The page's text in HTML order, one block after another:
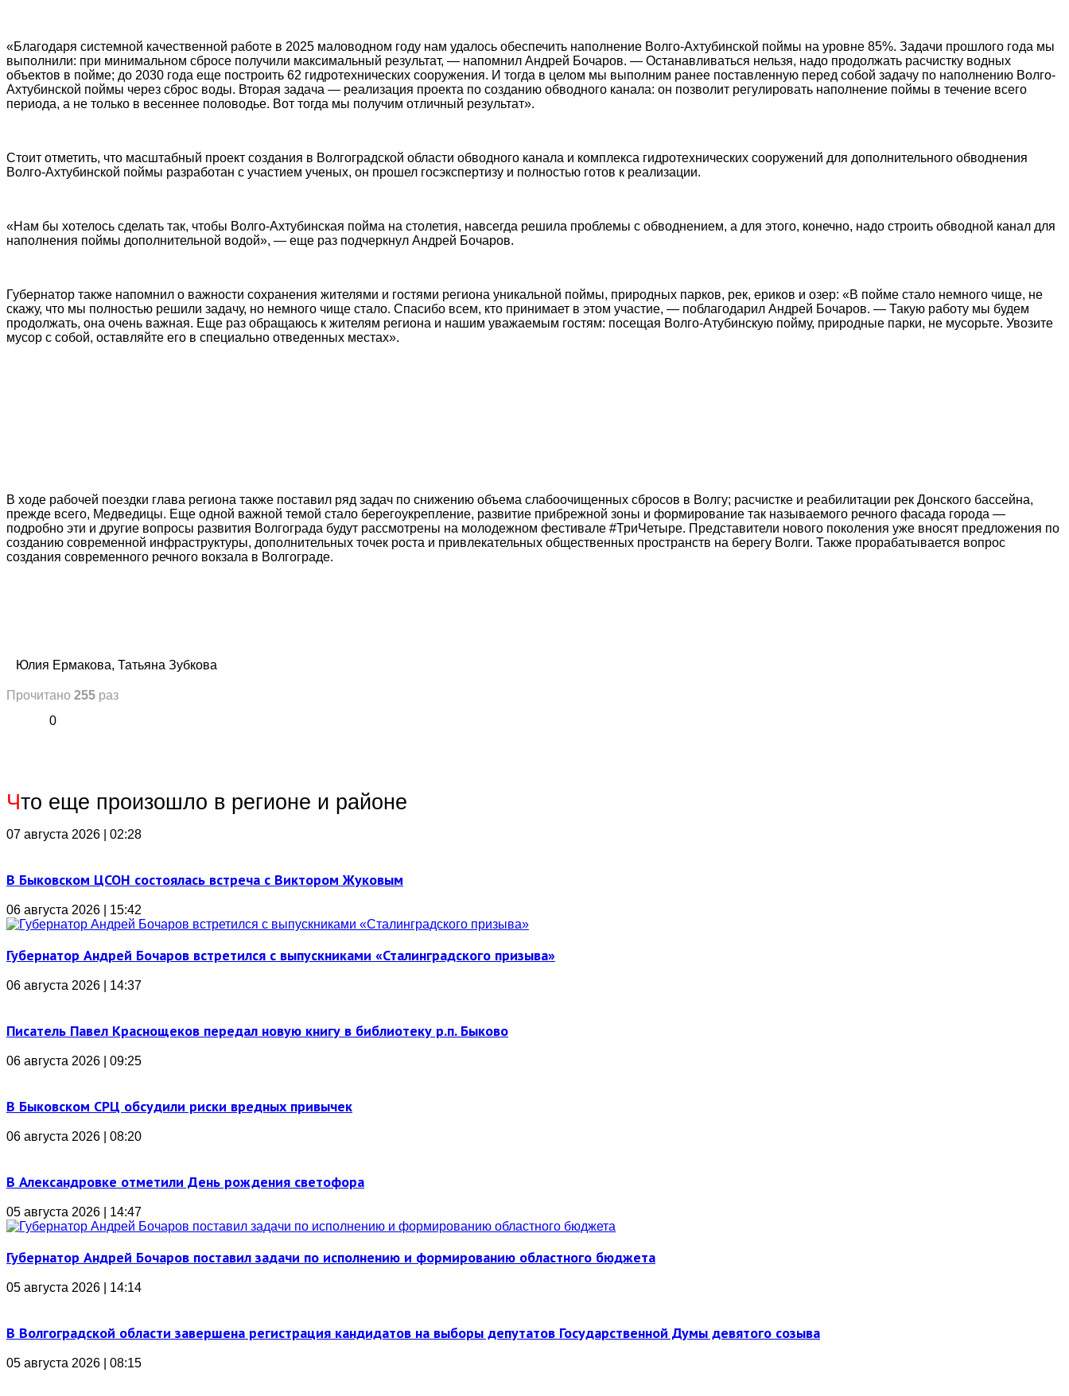
«Благодаря системной качественной работе в 2025 маловодном году нам удалось обеспечить наполнение Волго-Ахтубинской поймы на уровне 85%. Задачи прошлого года мы
выполнили: при минимальном сбросе получили максимальный результат, — напомнил Андрей Бочаров. — Останавливаться нельзя, надо продолжать расчистку водных
объектов в пойме; до 2030 года еще построить 62 гидротехнических сооружения. И тогда в целом мы выполним ранее поставленную перед собой задачу по наполнению Волго-
Ахтубинской поймы через сброс воды. Вторая задача — реализация проекта по созданию обводного канала: он позволит регулировать наполнение поймы в течение всего
периода, а не только в весеннее половодье. Вот тогда мы получим отличный результат».
Стоит отметить, что масштабный проект создания в Волгоградской области обводного канала и комплекса гидротехнических сооружений для дополнительного обводнения
Волго-Ахтубинской поймы разработан с участием ученых, он прошел госэкспертизу и полностью готов к реализации.
«Нам бы хотелось сделать так, чтобы Волго-Ахтубинская пойма на столетия, навсегда решила проблемы с обводнением, а для этого, конечно, надо строить обводной канал для
наполнения поймы дополнительной водой», — еще раз подчеркнул Андрей Бочаров.
Губернатор также напомнил о важности сохранения жителями и гостями региона уникальной поймы, природных парков, рек, ериков и озер: «В пойме стало немного чище, не
скажу, что мы полностью решили задачу, но немного чище стало. Спасибо всем, кто принимает в этом участие, — поблагодарил Андрей Бочаров. — Такую работу мы будем
продолжать, она очень важная. Еще раз обращаюсь к жителям региона и нашим уважаемым гостям: посещая Волго-Атубинскую пойму, природные парки, не мусорьте. Увозите
мусор с собой, оставляйте его в специально отведенных местах».
В ходе рабочей поездки глава региона также поставил ряд задач по снижению объема слабоочищенных сбросов в Волгу; расчистке и реабилитации рек Донского бассейна,
прежде всего, Медведицы. Еще одной важной темой стало берегоукрепление, развитие прибрежной зоны и формирование так называемого речного фасада города —
подробно эти и другие вопросы развития Волгограда будут рассмотрены на молодежном фестивале #ТриЧетыре. Представители нового поколения уже вносят предложения по
созданию современной инфраструктуры, дополнительных точек роста и привлекательных общественных пространств на берегу Волги. Также прорабатывается вопрос
создания современного речного вокзала в Волгограде.
Юлия Ермакова, Татьяна Зубкова
Прочитано 255 раз
0
Что еще произошло в регионе и районе
07 августа 2026 | 02:28
В Быковском ЦСОН состоялась встреча с Виктором Жуковым
06 августа 2026 | 15:42
Губернатор Андрей Бочаров встретился с выпускниками «Сталинградского призыва»
06 августа 2026 | 14:37
Писатель Павел Краснощеков передал новую книгу в библиотеку р.п. Быково
06 августа 2026 | 09:25
В Быковском СРЦ обсудили риски вредных привычек
06 августа 2026 | 08:20
В Александровке отметили День рождения светофора
05 августа 2026 | 14:47
Губернатор Андрей Бочаров поставил задачи по исполнению и формированию областного бюджета
05 августа 2026 | 14:14
В Волгоградской области завершена регистрация кандидатов на выборы депутатов Государственной Думы девятого созыва
05 августа 2026 | 08:15